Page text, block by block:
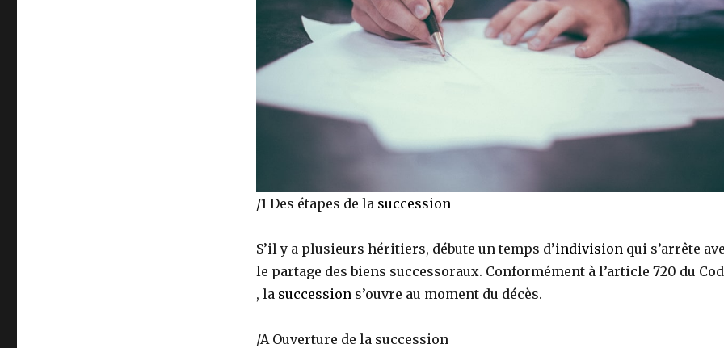
/1 Des étapes de la succession
S’il y a plusieurs héritiers, débute un temps d’indivision qui s’arrête
le partage des biens successoraux. Conformément à l’article 720 du
, la succession s’ouvre au moment du décès.
/A Ouverture de la succession